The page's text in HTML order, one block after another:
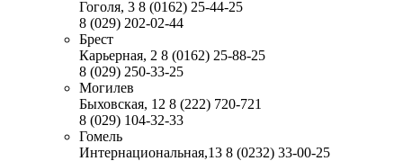
Гоголя, 3 8 (0162) 25-44-25
8 (029) 202-02-44
Брест
Карьерная, 2 8 (0162) 25-88-25
8 (029) 250-33-25
Могилев
Быховская, 12 8 (222) 720-721
8 (029) 104-32-33
Гомель
Интернациональная,13 8 (0232) 33-00-25